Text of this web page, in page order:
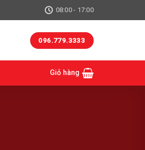
08:00 - 17:00
096.779.3333
Giỏ hàng